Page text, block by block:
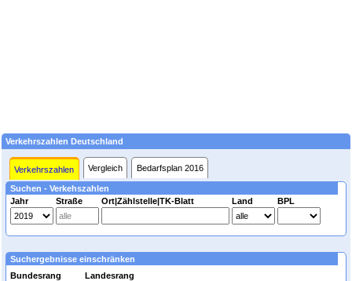
Verkehrszahlen Deutschland
Verkehrszahlen Vergleich Bedarfsplan 2016
Suchen - Verkehszahlen
Jahr
Straße Ort|Zählstelle|TK-Blatt Land BPL
Suchergebnisse einschränken
Bundesrang Landesrang